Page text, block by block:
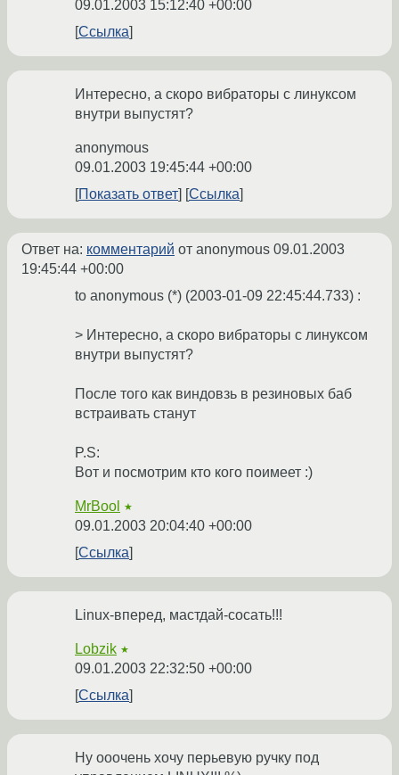
09.01.2003 15:12:40 +00:00
Ссылка
Интересно, а скоро вибраторы с линуксом
внутри выпустят?
anonymous
09.01.2003 19:45:44 +00:00
Показать ответ
Ссылка
Ответ на: комментарий от anonymous 09.01.2003
19:45:44 +00:00
to anonymous (*) (2003-01-09 22:45:44.733) :
> Интересно, а скоро вибраторы с линуксом
внутри выпустят?
После того как виндовзь в резиновых баб
встраивать станут
P.S:
Вот и посмотрим кто кого поимеет :)
MrBool ★
09.01.2003 20:04:40 +00:00
Ссылка
Linux-вперед, мастдай-сосать!!!
Lobzik ★
09.01.2003 22:32:50 +00:00
Ссылка
Ну ооочень хочу перьевую ручку под